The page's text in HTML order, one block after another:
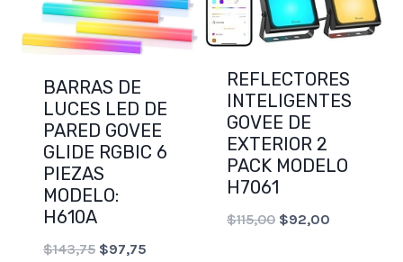
BARRAS DE
LUCES LED DE
PARED GOVEE
GLIDE RGBIC 6
PIEZAS
MODELO:
H610A
$143,75 Original
$97,75
REFLECTORES
INTELIGENTES
GOVEE DE
EXTERIOR 2
PACK MODELO
H7061
$115,00 Original
$92,00